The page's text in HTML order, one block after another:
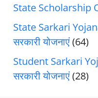
State Scholarship
State Sarkari
सरकारी योजनाएं(64)
Student Sarkari
सरकारी योजनाएं(28)